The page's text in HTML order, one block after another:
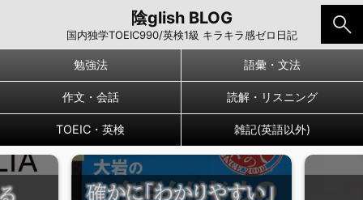
陰glish BLOG
国内独学TOEIC990/英検1級 キラキラ感ゼロ日記
勉強法 語彙・文法
作文・会話 読解・リスニング
TOEIC・英検 雑記(英語以外)